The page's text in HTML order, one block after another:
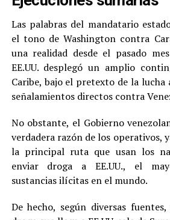
Las palabras del mandatario
el tono de Washington contra
una realidad desde el pasado
EE.UU. desplegó un amplio
Caribe, bajo el pretexto de la
señalamientos directos contra
No obstante, el Gobierno
verdadera razón de los operativos,
la principal ruta que usan los
enviar droga a EE.UU., el
sustancias ilícitas en el mundo.
De hecho, según diversas